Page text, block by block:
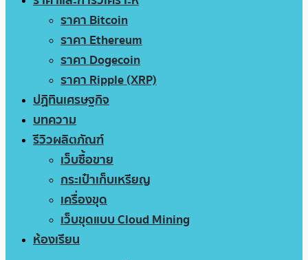
ราคา Bitcoin
ราคา Ethereum
ราคา Dogecoin
ราคา Ripple (XRP)
ปฏิทินเศรษฐกิจ
บทความ
รีวิวผลิตภัณฑ์
เว็บซื้อขาย
กระเป๋าเก็บเหรียญ
เครื่องขุด
เว็บขุดแบบ Cloud Mining
ห้องเรียน